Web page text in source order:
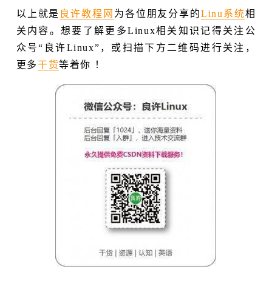
以上就是 良许教程网 为各位朋友分享的Linu系统相
关内容。想要了解更多Linux相关知识记得关注公
众号“良许Linux”，或扫描下方二维码进行关注，
更多干货等着你 ！